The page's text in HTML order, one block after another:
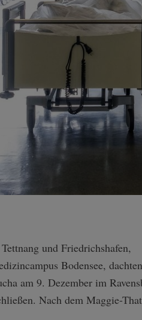
und Friedrichshafen,
Bodensee,
am 9. Dezember im
Nach dem Maggie-